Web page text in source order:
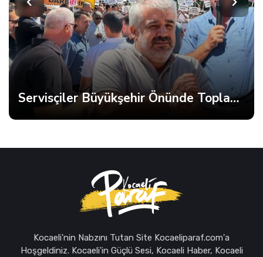
Servisçiler Büyükşehir Önünde Toplandı, Gerginlik Yaşandı
Kocaeli'nin Nabzını Tutan Site Kocaeliparaf.com'a
Hoşgeldiniz. Kocaeli'in Güçlü Sesi, Kocaeli Haber, Kocaeli